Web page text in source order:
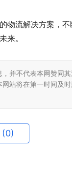
物流解决方案，
来。
并不代表本网赞同
站将在第一时间及
(0)